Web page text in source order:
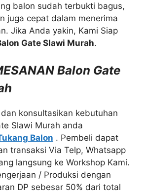
balon sudah terbukti bagus,
juga cepat dalam menerima
Jika Anda yakin, Kami Siap
Gate Slawi Murah.
Balon Gate
konsultasikan kebutuhan
Slawi Murah anda
Balon . Pembeli dapat
transaksi Via Telp, Whatsapp
langsung ke Workshop Kami.
/ Produksi dengan
DP sebesar 50% dari total